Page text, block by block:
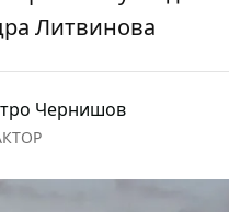
Литвинова
Чернишов